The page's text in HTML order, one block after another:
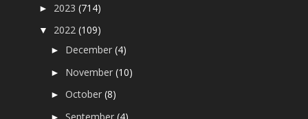
► 2023(714)
▼ 2022(109)
► December(4)
► November(10)
►October(8)